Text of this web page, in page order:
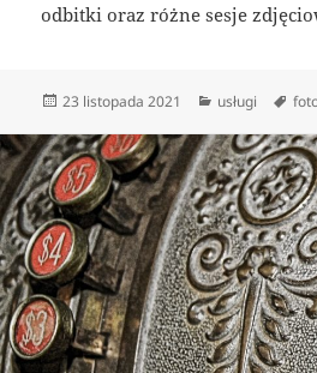
odbitki oraz różne sesje
Data
23 listopada 2021 Kategorie
usługi